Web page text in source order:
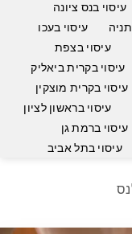
עיסוי בנס ציונה
עיסוי בעכו
עיסוי בצפת
עיסוי בקרית ביאליק
עיסוי בקרית מוצקין
עיסוי בראשון לציון
עיסוי ברמת גן
עיסוי בתל אביב